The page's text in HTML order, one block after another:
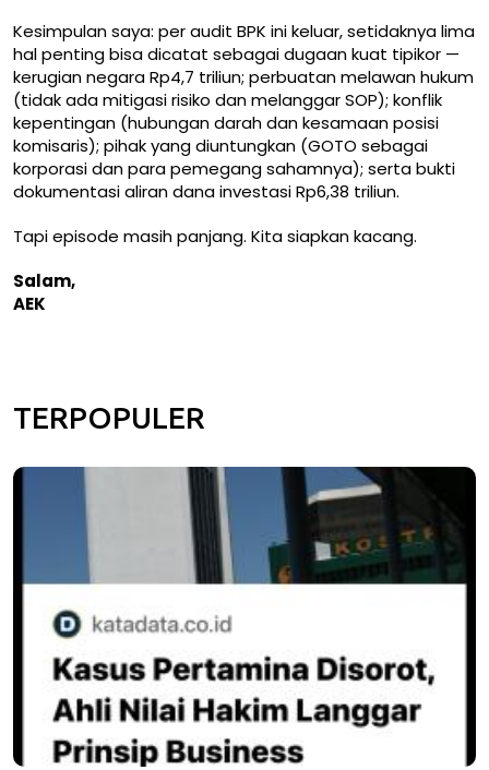
Kesimpulan saya: per audit BPK ini keluar, setidaknya lima
hal penting bisa dicatat sebagai dugaan kuat tipikor —
kerugian negara Rp4,7 triliun; perbuatan melawan hukum
(tidak ada mitigasi risiko dan melanggar SOP); konflik
kepentingan (hubungan darah dan kesamaan posisi
komisaris); pihak yang diuntungkan (GOTO sebagai
korporasi dan para pemegang sahamnya); serta bukti
dokumentasi aliran dana investasi Rp6,38 triliun.
Tapi episode masih panjang. Kita siapkan kacang.
Salam,
AEK
TERPOPULER